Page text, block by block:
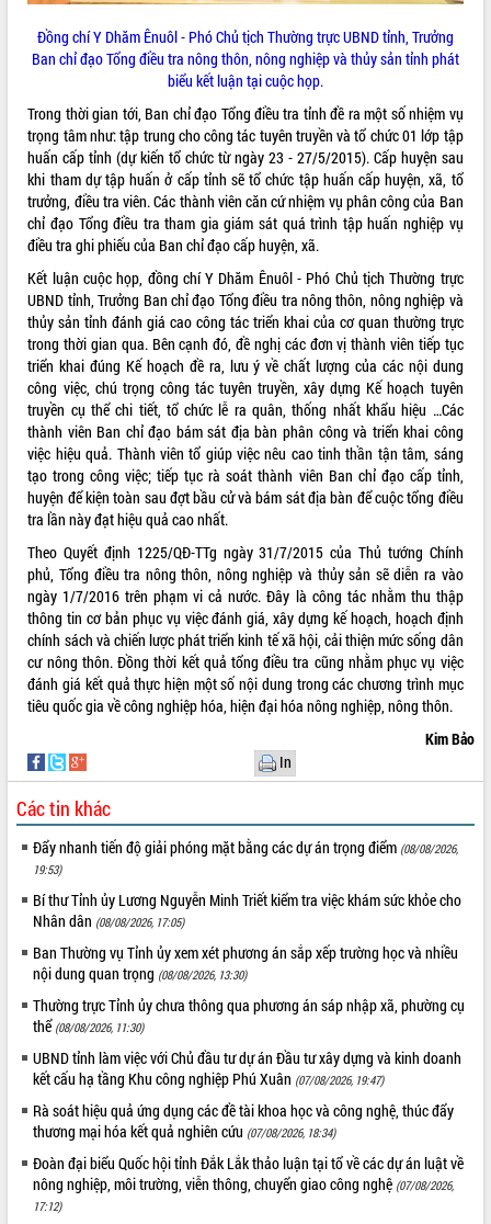
Đồng chí Y Dhăm Ênuôl - Phó Chủ tịch Thường trực UBND tỉnh, Trưởng
Ban chỉ đạo Tổng điều tra nông thôn, nông nghiệp và thủy sản tỉnh phát
biểu kết luận tại cuộc họp.
Trong thời gian tới, Ban chỉ đạo Tổng điều tra tỉnh đề ra một số nhiệm vụ
trọng tâm như: tập trung cho công tác tuyên truyền và tổ chức 01 lớp tập
huấn cấp tỉnh (dự kiến tổ chức từ ngày 23 - 27/5/2015). Cấp huyện sau
khi tham dự tập huấn ở cấp tỉnh sẽ tổ chức tập huấn cấp huyện, xã, tổ
trưởng, điều tra viên. Các thành viên căn cứ nhiệm vụ phân công của Ban
chỉ đạo Tổng điều tra tham gia giám sát quá trình tập huấn nghiệp vụ
điều tra ghi phiếu của Ban chỉ đạo cấp huyện, xã.
Kết luận cuộc họp, đồng chí Y Dhăm Ênuôl - Phó Chủ tịch Thường trực
UBND tỉnh, Trưởng Ban chỉ đạo Tổng điều tra nông thôn, nông nghiệp và
thủy sản tỉnh đánh giá cao công tác triển khai của cơ quan thường trực
trong thời gian qua. Bên cạnh đó, đề nghị các đơn vị thành viên tiếp tục
triển khai đúng Kế hoạch đề ra, lưu ý về chất lượng của các nội dung
công việc, chú trọng công tác tuyên truyền, xây dựng Kế hoạch tuyên
truyền cụ thể chi tiết, tổ chức lễ ra quân, thống nhất khẩu hiệu …Các
thành viên Ban chỉ đạo bám sát địa bàn phân công và triển khai công
việc hiệu quả. Thành viên tổ giúp việc nêu cao tinh thần tận tâm, sáng
tạo trong công việc; tiếp tục rà soát thành viên Ban chỉ đạo cấp tỉnh,
huyện để kiện toàn sau đợt bầu cử và bám sát địa bàn để cuộc tổng điều
tra lần này đạt hiệu quả cao nhất.
Theo Quyết định 1225/QĐ-TTg ngày 31/7/2015 của Thủ tướng Chính
phủ, Tổng điều tra nông thôn, nông nghiệp và thủy sản sẽ diễn ra vào
ngày 1/7/2016 trên phạm vi cả nước. Đây là công tác nhằm thu thập
thông tin cơ bản phục vụ việc đánh giá, xây dựng kế hoạch, hoạch định
chính sách và chiến lược phát triển kinh tế xã hội, cải thiện mức sống dân
cư nông thôn. Đồng thời kết quả tổng điều tra cũng nhằm phục vụ việc
đánh giá kết quả thực hiện một số nội dung trong các chương trình mục
tiêu quốc gia về công nghiệp hóa, hiện đại hóa nông nghiệp, nông thôn.
Kim Bảo
In
Các tin khác
Đẩy nhanh tiến độ giải phóng mặt bằng các dự án trọng điểm (08/08/2026,
19:53)
Bí thư Tỉnh ủy Lương Nguyễn Minh Triết kiểm tra việc khám sức khỏe cho
Nhân dân (08/08/2026, 17:05)
Ban Thường vụ Tỉnh ủy xem xét phương án sắp xếp trường học và nhiều
nội dung quan trọng (08/08/2026, 13:30)
Thường trực Tỉnh ủy chưa thông qua phương án sáp nhập xã, phường cụ
thể (08/08/2026, 11:30)
UBND tỉnh làm việc với Chủ đầu tư dự án Đầu tư xây dựng và kinh doanh
kết cấu hạ tầng Khu công nghiệp Phú Xuân (07/08/2026, 19:47)
Rà soát hiệu quả ứng dụng các đề tài khoa học và công nghệ, thúc đẩy
thương mại hóa kết quả nghiên cứu (07/08/2026, 18:34)
Đoàn đại biểu Quốc hội tỉnh Đắk Lắk thảo luận tại tổ về các dự án luật về
nông nghiệp, môi trường, viễn thông, chuyển giao công nghệ (07/08/2026,
17:12)